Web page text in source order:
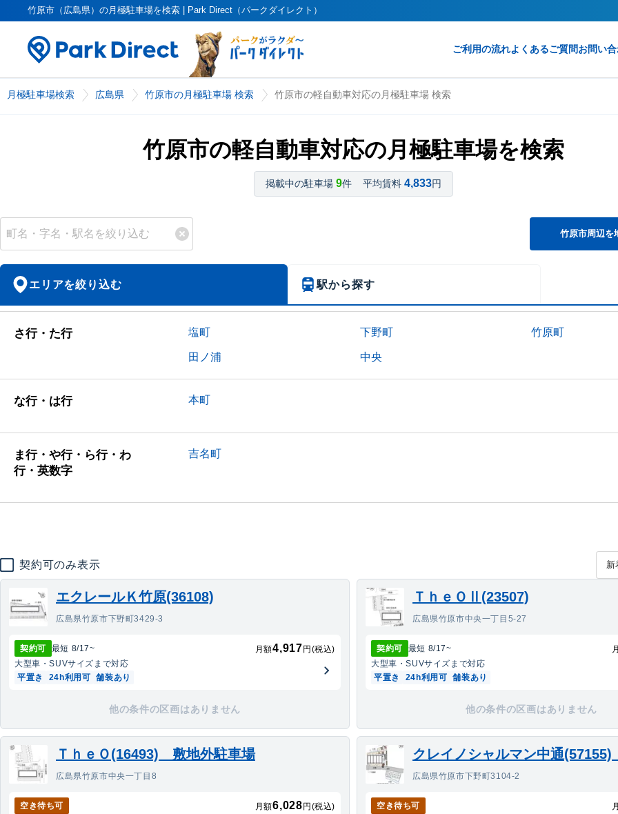
竹原市（広島県）の月極駐車場を検索 | Park Direct（パークダイレクト）
ご利用の流れよくあるご質問お問い
月極駐車場検索 広島県 竹原市の月極駐車場 検索 竹原市の軽自動車対応の月極駐車場 検索
竹原市の軽自動車対応の月極駐車場を検索
掲載中の駐車場 9件 平均賃料 4,833円
竹原市周辺を
エリアを絞り込む 駅から探す
さ行・た行 塩町 下野町 竹原町
田ノ浦 中央
な行・は行 本町
ま行・や行・ら行・わ
行・英数字
吉名町
契約可のみ表示
エクレールＫ竹原(36108)
広島県竹原市下野町3429-3
契約可 最短 8/17~ 月額4,917 円(税込)
大型車・SUVサイズまで対応
平置き
24h利用可 舗装あり
他の条件の区画はありません
ＴｈｅＯⅡ(23507)
広島県竹原市中央一丁目5-27
契約可 最短 8/17~
大型車・SUVサイズまで対応
平置き
24h利用可 舗装あり
他の条件の区画はありません
ＴｈｅＯ(16493) 敷地外駐車場
広島県竹原市中央一丁目8
空き待ち可 月額6,028 円(税込)
広島県竹原市下野町3104-2
空き待ち可